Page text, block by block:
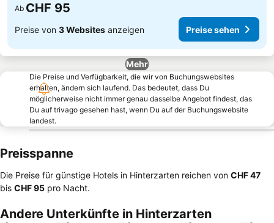
Ab CHF 95
Preise von 3 Websites anzeigen Preise sehen
Mehr
Die Preise und Verfügbarkeit, die wir von Buchungswebsites
erhalten, ändern sich laufend. Das bedeutet, dass Du
möglicherweise nicht immer genau dasselbe Angebot findest, das
Du auf trivago gesehen hast, wenn Du auf der Buchungswebsite
landest.
Preisspanne
Die Preise für günstige Hotels in Hinterzarten reichen von ‎CHF 47
bis ‎CHF 95 pro Nacht.
Andere Unterkünfte in Hinterzarten